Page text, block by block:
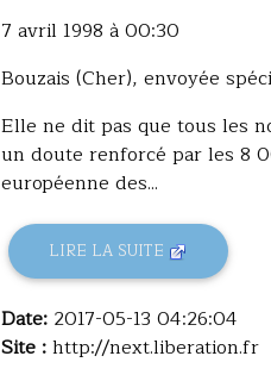
7 avril 1998 à 00:30
Bouzais (Cher), envoyée
Elle ne dit pas que tous les
un doute renforcé par les 8
européenne des...
LIRE LA SUITE
Date: 2017-05-13 04:26:04
Site :http://next.liberation.fr